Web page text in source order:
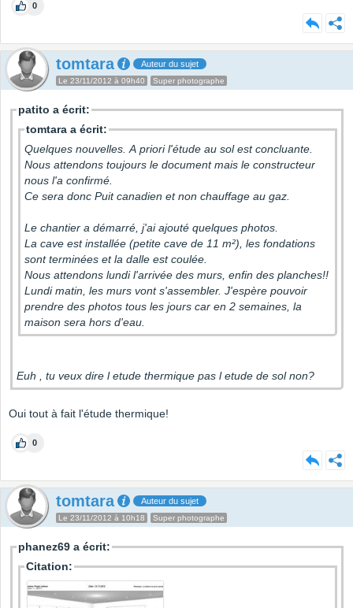
0
tomtara Auteur du sujet
Le 23/11/2012 à 09h40 Super photographe
patito a écrit:
tomtara a écrit:
Quelques nouvelles. A priori l'étude au sol est concluante.
Nous attendons toujours le document mais le constructeur
nous l'a confirmé.
Ce sera donc Puit canadien et non chauffage au gaz.
Le chantier a démarré, j'ai ajouté quelques photos.
La cave est installée (petite cave de 11 m²), les fondations
sont terminées et la dalle est coulée.
Nous attendons lundi l'arrivée des murs, enfin des planches!!
Lundi matin, les murs vont s'assembler. J'espère pouvoir
prendre des photos tous les jours car en 2 semaines, la
maison sera hors d'eau.
Euh , tu veux dire l etude thermique pas l etude de sol non?
Oui tout à fait l'étude thermique!
0
tomtara Auteur du sujet
Le 23/11/2012 à 10h18 Super photographe
phanez69 a écrit:
Citation: